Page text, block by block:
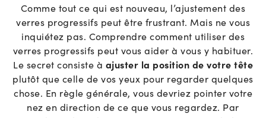
Comme tout ce qui est nouveau, l’ajustement des
verres progressifs peut être frustrant. Mais ne vous
inquiétez pas. Comprendre comment utiliser des
verres progressifs peut vous aider à vous y habituer.
Le secret consiste à ajuster la position de votre tête
plutôt que celle de vos yeux pour regarder quelques
chose. En règle générale, vous devriez pointer votre
nez en direction de ce que vous regardez. Par